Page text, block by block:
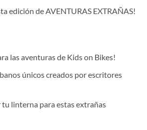
edición de AVENTURAS EXTRAÑAS!
las aventuras de Kids on Bikes!
únicos creados por escritores
tu linterna para estas extrañas